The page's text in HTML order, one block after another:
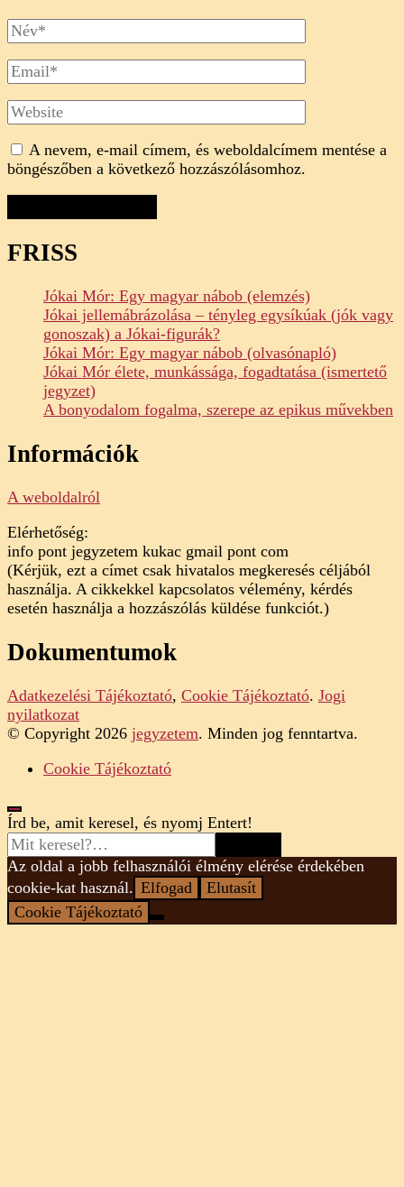
Full
Name
Email
Website
A nevem, e-mail címem, és weboldalcímem mentése a
böngészőben a következő hozzászólásomhoz.
FRISS
Jókai Mór: Egy magyar nábob (elemzés)
Jókai jellemábrázolása – tényleg egysíkúak (jók vagy
gonoszak) a Jókai-figurák?
Jókai Mór: Egy magyar nábob (olvasónapló)
Jókai Mór élete, munkássága, fogadtatása (ismertető
jegyzet)
A bonyodalom fogalma, szerepe az epikus művekben
Információk
A weboldalról
Elérhetőség:
info pont jegyzetem kukac gmail pont com
(Kérjük, ezt a címet csak hivatalos megkeresés céljából
használja. A cikkekkel kapcsolatos vélemény, kérdés
esetén használja a hozzászólás küldése funkciót.)
Dokumentumok
Adatkezelési Tájékoztató, Cookie Tájékoztató. Jogi
nyilatkozat
© Copyright 2026 jegyzetem. Minden jog fenntartva.
Cookie Tájékoztató
Looking
for
Something?
Írd be, amit keresel, és nyomj Entert!
Az oldal a jobb felhasználói élmény elérése érdekében
cookie-kat használ. Elfogad
Elutasít
Cookie Tájékoztató